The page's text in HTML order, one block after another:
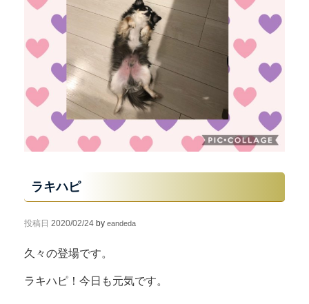
ラキハピ
投稿日 2020/02/24 by eandeda
久々の登場です。
ラキハピ！今日も元気です。